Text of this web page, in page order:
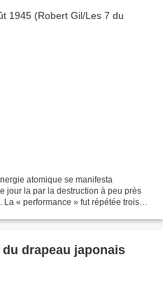
atomique se manifesta
jour la par la destruction à peu près
La « performance » fut répétée trois
drapeau japonais